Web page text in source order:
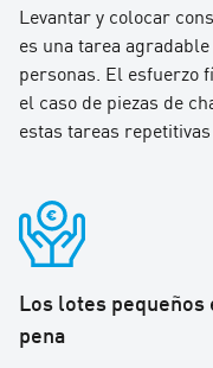
Levantar y colocar
es una tarea
personas. El esfuerzo
el caso de piezas de
estas tareas
Los lotes
pena